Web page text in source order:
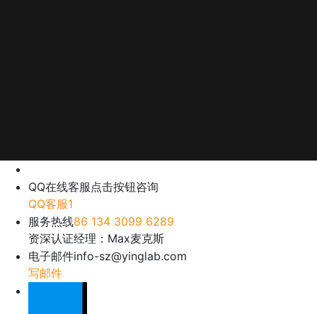
QQ在线客服 点击按钮咨询
QQ客服1
服务热线86 134 3099 6289
资深认证经理：Max麦克斯
电子邮件info-sz@yinglab.com
写邮件